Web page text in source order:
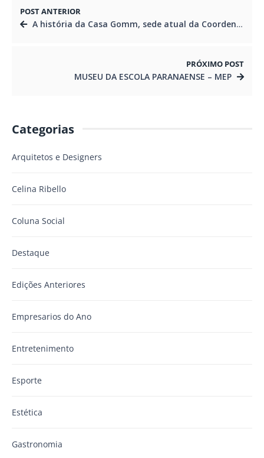
POST ANTERIOR
A história da Casa Gomm, sede atual da Coordenação do Patrimônio Cultural da Secretaria de Estado da Cultura
PRÓXIMO POST
MUSEU DA ESCOLA PARANAENSE – MEP
Categorias
Arquitetos e Designers
Celina Ribello
Coluna Social
Destaque
Edições Anteriores
Empresarios do Ano
Entretenimento
Esporte
Estética
Gastronomia